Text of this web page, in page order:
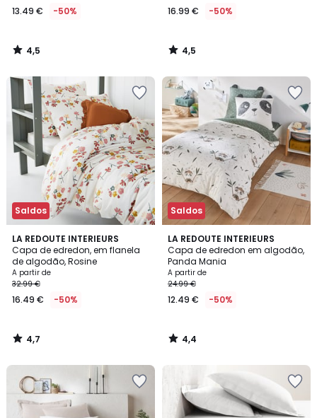
13.49 € -50%
4,5
/
16.99 € -50%
4,5
/
Saldos
LA REDOUTE INTERIEURS
Capa de edredon, em flanela
de algodão, Rosine
A partir de
32.99 €
16.49 € -50%
4,7
/ 5
4,7
/
Saldos
LA REDOUTE INTERIEURS
Capa de edredon em algodão,
Panda Mania
A partir de
24.99 €
12.49 € -50%
4,4
/ 5
4,4
/